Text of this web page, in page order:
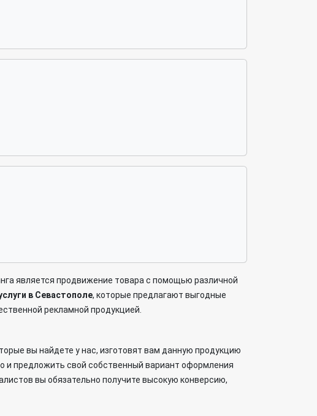
является продвижение товара с помощью различной
в Севастополе, которые предлагают выгодные
рекламной продукцией.
вы найдете у нас, изготовят вам данную продукцию
и предложить свой собственный вариант оформления
вы обязательно получите высокую конверсию,